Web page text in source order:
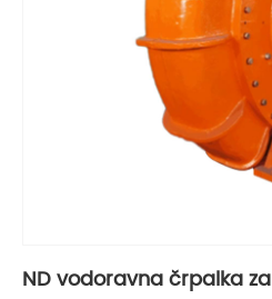
ND vodoravna črpalka